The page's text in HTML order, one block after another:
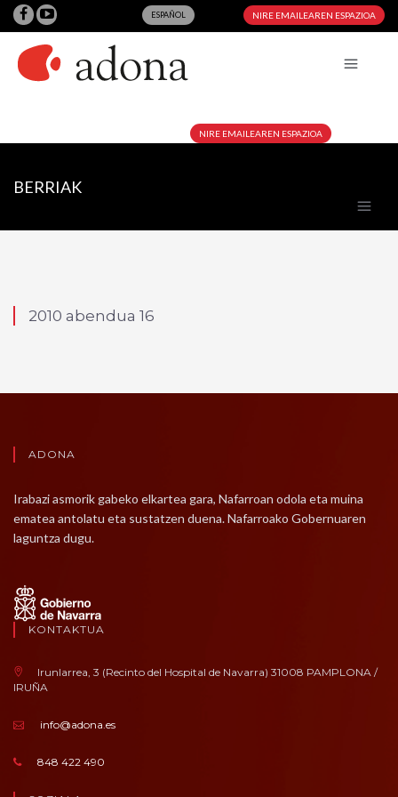
ESPAÑOL NIRE EMAILEAREN ESPAZIOA
NIRE EMAILEAREN ESPAZIOA
BERRIAK
2010 abendua 16
ADONA
Irabazi asmorik gabeko elkartea gara, Nafarroan odola eta muina
ematea antolatu eta sustatzen duena. Nafarroako Gobernuaren
laguntza dugu.
KONTAKTUA
Irunlarrea, 3 (Recinto del Hospital de Navarra) 31008 PAMPLONA /
IRUÑA
info@adona.es
848 422 490